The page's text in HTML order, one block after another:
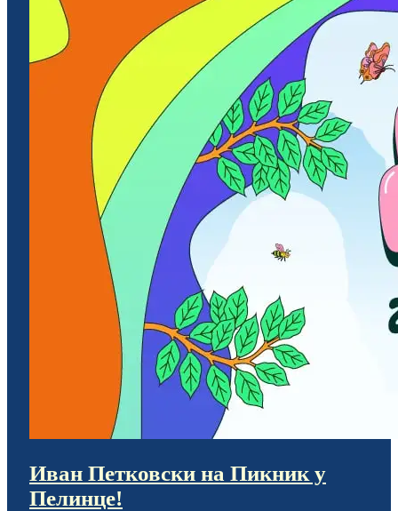
Иван Петковски на Пикник у
Пелинце!